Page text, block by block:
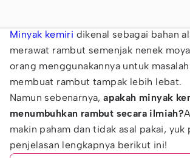
Minyak kemiri dikenal sebagai bahan
merawat rambut semenjak nenek
orang menggunakannya untuk
membuat rambut tampak lebih lebat.
Namun sebenarnya,apakah minyak
menumbuhkan rambut secara ilmiah?
makin paham dan tidak asal pakai, yuk
penjelasan lengkapnya berikut ini!